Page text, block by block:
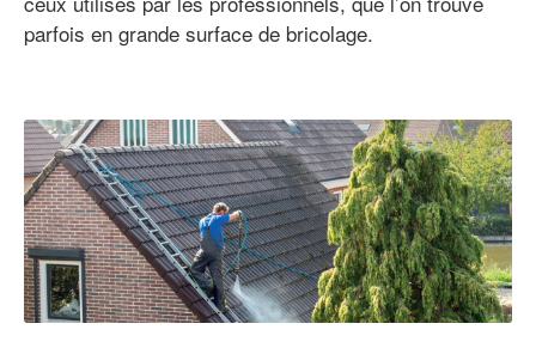
parfois en grande surface de bricolage.